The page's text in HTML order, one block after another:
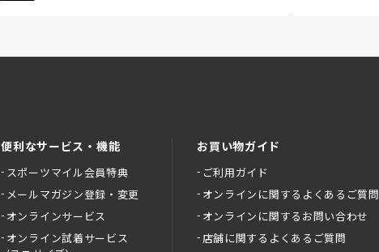
便利なサービス・機能
スポーツマイル会員特典
メールマガジン登録・変更
オンラインサービス
オンライン試着サービス
お買い物ガイド
ご利用ガイド
オンラインに関するよくあるご質問
オンラインに関するお問い合わせ
店舗に関するよくあるご質問